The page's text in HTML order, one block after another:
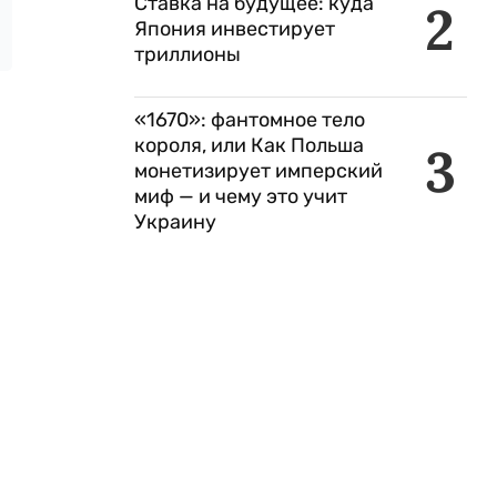
2
Япония инвестирует
триллионы
3
«1670»: фантомное тело
короля, или Как Польша
монетизирует имперский
миф — и чему это учит
Украину